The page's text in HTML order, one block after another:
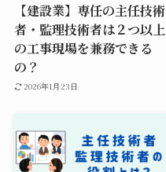
【建設業】専任の主任技術
者・監理技術者は２つ以上
の工事現場を兼務できる
の？
2026年1月23日